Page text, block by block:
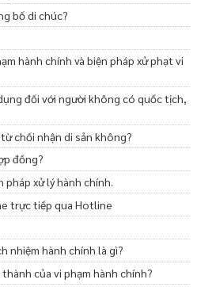
bố di chúc?
hành chính và biện pháp xử phạt vi
đối với người không có quốc tịch,
chối nhận di sản không?
đồng?
pháp xử lý hành chính.
trực tiếp qua Hotline
nhiệm hành chính là gì?
của vi phạm hành chính?